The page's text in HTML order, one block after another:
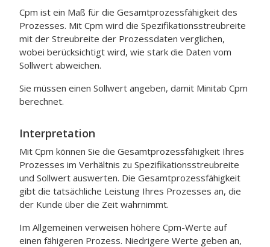
Cpm ist ein Maß für die Gesamtprozessfähigkeit des
Prozesses. Mit Cpm wird die Spezifikationsstreubreite
mit der Streubreite der Prozessdaten verglichen,
wobei berücksichtigt wird, wie stark die Daten vom
Sollwert abweichen.
Sie müssen einen Sollwert angeben, damit Minitab Cpm
berechnet.
Interpretation
Mit Cpm können Sie die Gesamtprozessfähigkeit Ihres
Prozesses im Verhältnis zu Spezifikationsstreubreite
und Sollwert auswerten. Die Gesamtprozessfähigkeit
gibt die tatsächliche Leistung Ihres Prozesses an, die
der Kunde über die Zeit wahrnimmt.
Im Allgemeinen verweisen höhere Cpm-Werte auf
einen fähigeren Prozess. Niedrigere Werte geben an,